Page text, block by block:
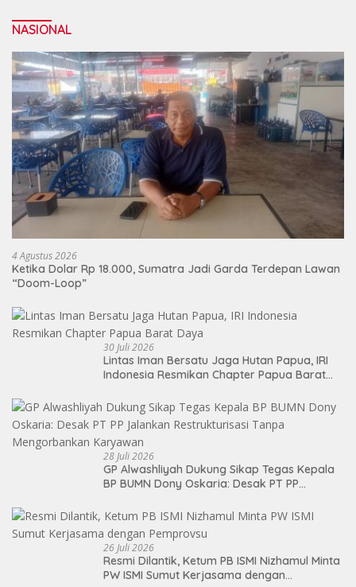
NASIONAL
4 Agustus 2026
Ketika Dolar Rp 18.000, Sumatra Jadi Garda Terdepan Lawan
“Doom-Loop”
30 Juli 2026
Lintas Iman Bersatu Jaga Hutan Papua, IRI
Indonesia Resmikan Chapter Papua Barat
28 Juli 2026
GP Alwashliyah Dukung Sikap Tegas Kepala
BP BUMN Dony Oskaria: Desak PT PP
Mengorbankan Karyawan
26 Juli 2026
Resmi Dilantik, Ketum PB ISMI Nizhamul Minta
PW ISMI Sumut Kerjasama dengan